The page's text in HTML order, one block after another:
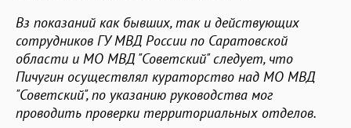
Bз показаний как бывших, так и действующих
сотрудников ГУ МВД России по Саратовской
области и МО МВД "Советский" следует, что
Пичугин осуществлял кураторство над МО МВД
"Советский", по указанию руководства мог
проводить проверки территориальных отделов.